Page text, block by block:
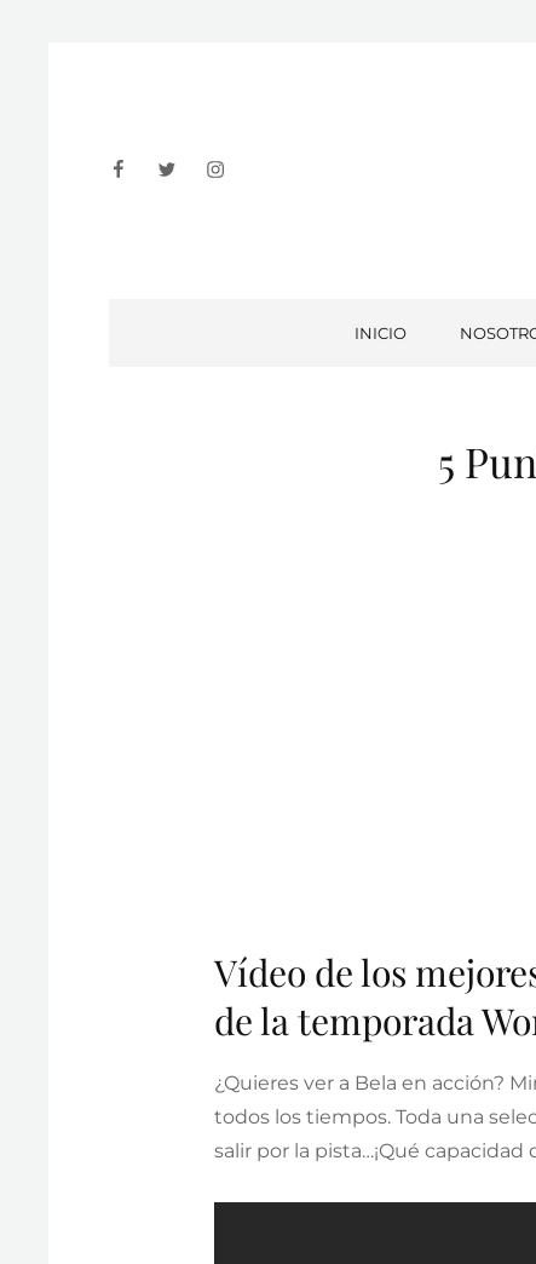
FacebookTwitterInstagram
INICIO
5
Vídeo de los
de la temporada
¿Quieres ver a Bela en acción?
todos los tiempos. Toda una
salir por la pista…¡Qué